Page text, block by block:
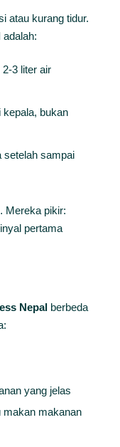
atau kurang tidur.
adalah:
3 liter air
kepala, bukan
setelah sampai
Mereka pikir:
pertama
Nepal berbeda
yang jelas
makan makanan